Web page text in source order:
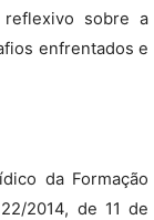
reflexivo sobre a
enfrentados e
da Formação
2014, de 11 de